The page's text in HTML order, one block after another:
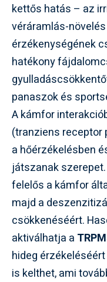
kettős hatás – az
véráramlás-
érzékenységének
hatékony
panaszok és
A kámfor
(tranziens receptor
a hőérzékelésben
játszanak
felelős a kámfor
majd a
csökkenéséért.
aktiválhatja a
hideg
is kelthet, ami